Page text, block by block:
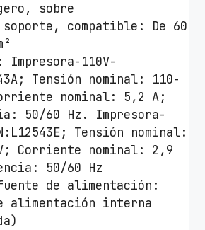
sobre
soporte, compatible: De 60
Impresora-110V-
Tensión nominal: 110-
nominal: 5,2 A;
50/60 Hz. Impresora-
Tensión nominal:
Corriente nominal: 2,9
50/60 Hz
de alimentación:
alimentación interna